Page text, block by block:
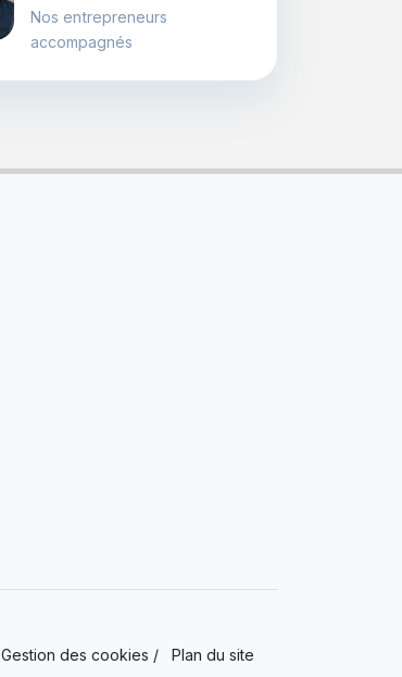
Nos entrepreneurs
accompagnés
Gestion des cookies / Plan du site